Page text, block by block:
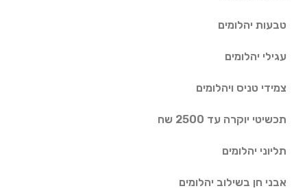
טבעות יהלומים
עגילי יהלומים
צמידי טניס ויהלומים
תכשיטי יוקרה עד 2500 שח
תליוני יהלומים
אבני חן בשילוב יהלומים